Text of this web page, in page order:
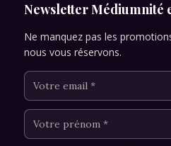
Newsletter Médiumnité
Ne manquez pas les
nous vous réservons.